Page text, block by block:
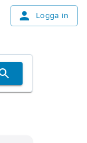
Logga in